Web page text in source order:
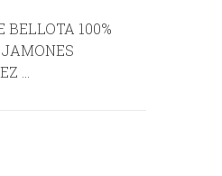
BELLOTA 100%
...